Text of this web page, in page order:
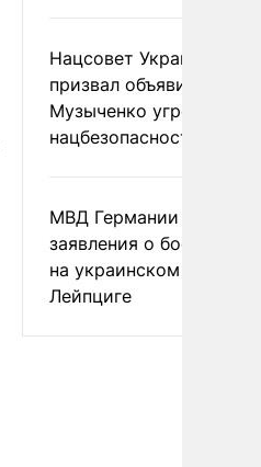
Нацсовет Украины по
призвал объявить
Музыченко угрозой
нацбезопасности
МВД Германии отвергло
заявления о
на украинском
Лейпциге